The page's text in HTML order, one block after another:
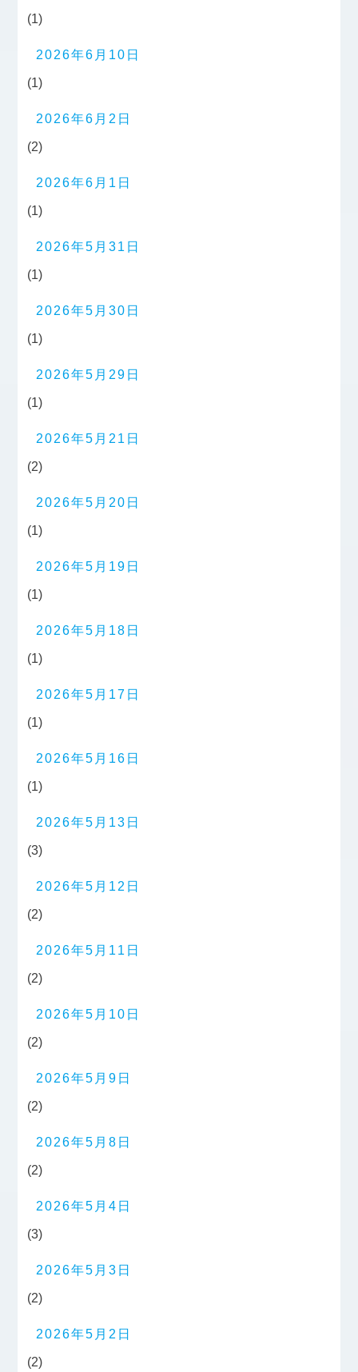
(1)
2026年6月10日
(1)
2026年6月2日
(2)
2026年6月1日
(1)
2026年5月31日
(1)
2026年5月30日
(1)
2026年5月29日
(1)
2026年5月21日
(2)
2026年5月20日
(1)
2026年5月19日
(1)
2026年5月18日
(1)
2026年5月17日
(1)
2026年5月16日
(1)
2026年5月13日
(3)
2026年5月12日
(2)
2026年5月11日
(2)
2026年5月10日
(2)
2026年5月9日
(2)
2026年5月8日
(2)
2026年5月4日
(3)
2026年5月3日
(2)
2026年5月2日
(2)